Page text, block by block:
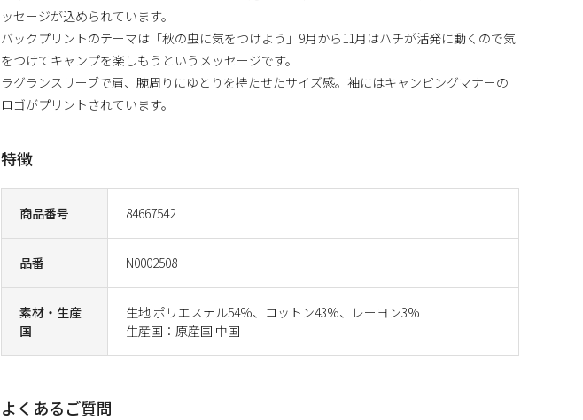
商品番号 84667542
品番 N0002508
素材・生産
国
生地:ポリエステル54%、コットン43%、レーヨン3%
生産国：原産国:中国
ッセージが込められています。
バックプリントのテーマは「秋の虫に気をつけよう」9月から11月はハチが活発に動くので気
をつけてキャンプを楽しもうというメッセージです。
ラグランスリーブで肩、腕周りにゆとりを持たせたサイズ感。袖にはキャンピングマナーの
ロゴがプリントされています。
特徴
よくあるご質問